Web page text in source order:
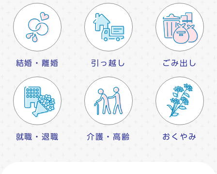
結婚・離婚 引っ越し ごみ出し
就職・退職 介護・高齢 おくやみ